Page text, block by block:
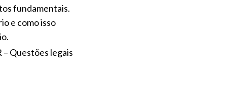
fundamentais.
e como isso
Questões legais